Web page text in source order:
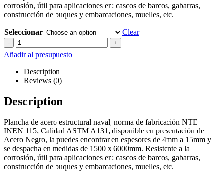
corrosión, útil para aplicaciones en: cascos de barcos, gabarras,
construcción de buques y embarcaciones, muelles, etc.
Seleccionar Clear
- +
Añadir al presupuesto
Description
Reviews (0)
Description
Plancha de acero estructural naval, norma de fabricación NTE
INEN 115; Calidad ASTM A131; disponible en presentación de
Acero Negro, la puedes encontrar en espesores de 4mm a 15mm y
se despacha en medidas de 1500 x 6000mm. Resistente a la
corrosión, útil para aplicaciones en: cascos de barcos, gabarras,
construcción de buques y embarcaciones, muelles, etc.